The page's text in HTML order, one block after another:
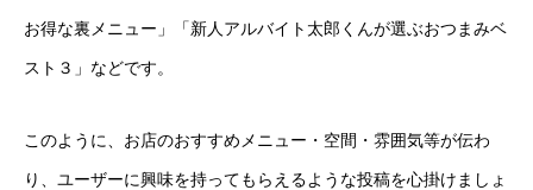
お得な裏メニュー」「新人アルバイト太郎くんが選ぶおつまみベ
スト３」などです。
このように、お店のおすすめメニュー・空間・雰囲気等が伝わ
り、ユーザーに興味を持ってもらえるような投稿を心掛けましょ